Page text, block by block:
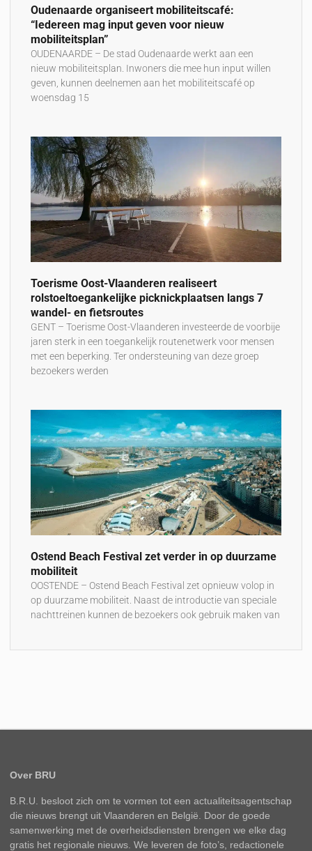
Oudenaarde organiseert mobiliteitscafé:
“Iedereen mag input geven voor nieuw
mobiliteitsplan”
OUDENAARDE – De stad Oudenaarde werkt aan een
nieuw mobiliteitsplan. Inwoners die mee hun input willen
geven, kunnen deelnemen aan het mobiliteitscafé op
woensdag 15
Toerisme Oost-Vlaanderen realiseert
rolstoeltoegankelijke picknickplaatsen langs 7
wandel- en fietsroutes
GENT – Toerisme Oost-Vlaanderen investeerde de voorbije
jaren sterk in een toegankelijk routenetwerk voor mensen
met een beperking. Ter ondersteuning van deze groep
bezoekers werden
Ostend Beach Festival zet verder in op duurzame
mobiliteit
OOSTENDE – Ostend Beach Festival zet opnieuw volop in
op duurzame mobiliteit. Naast de introductie van speciale
nachttreinen kunnen de bezoekers ook gebruik maken van
Over BRU
B.R.U. besloot zich om te vormen tot een actualiteitsagentschap
die nieuws brengt uit Vlaanderen en België. Door de goede
samenwerking met de overheidsdiensten brengen we elke dag
gratis het regionale nieuws. We leveren de foto’s, redactionele